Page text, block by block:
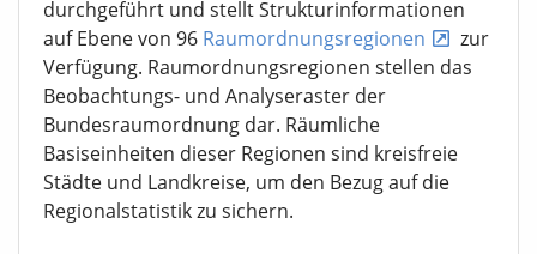
durchgeführt und stellt Strukturinformationen
auf Ebene von 96 Raumordnungsregionen
zur
Verfügung. Raumordnungsregionen stellen das
Beobachtungs- und Analyseraster der
Bundesraumordnung dar. Räumliche
Basiseinheiten dieser Regionen sind kreisfreie
Städte und Landkreise, um den Bezug auf die
Regionalstatistik zu sichern.